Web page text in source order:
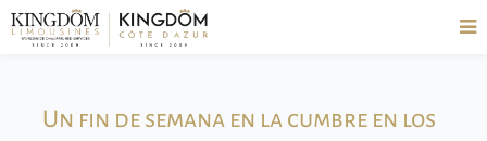
Un fin de semana en la cumbre en los